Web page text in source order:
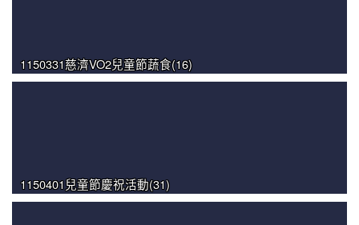
1150331慈濟VO2兒童節蔬食(16)
1150401兒童節慶祝活動(31)